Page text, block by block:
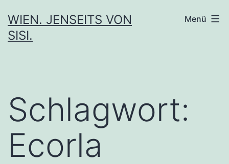
Inhalt
springen
WIEN. JENSEITS VON
SISI.
Menü
Schlagwort:
Ecorla